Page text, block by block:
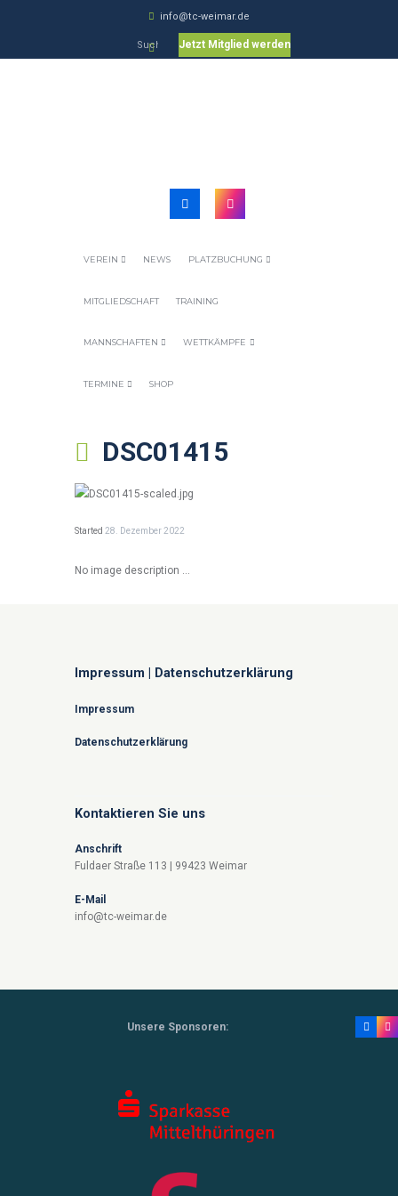
info@tc-weimar.de
Jetzt Mitglied werden
VEREIN NEWS PLATZBUCHUNG
MITGLIEDSCHAFT TRAINING
MANNSCHAFTEN WETTKÄMPFE
TERMINE SHOP
DSC01415
Started 28. Dezember 2022
No image description ...
Impressum | Datenschutzerklärung
Impressum
Datenschutzerklärung
Kontaktieren Sie uns
Anschrift
Fuldaer Straße 113 | 99423 Weimar
E-Mail
info@tc-weimar.de
Unsere Sponsoren: